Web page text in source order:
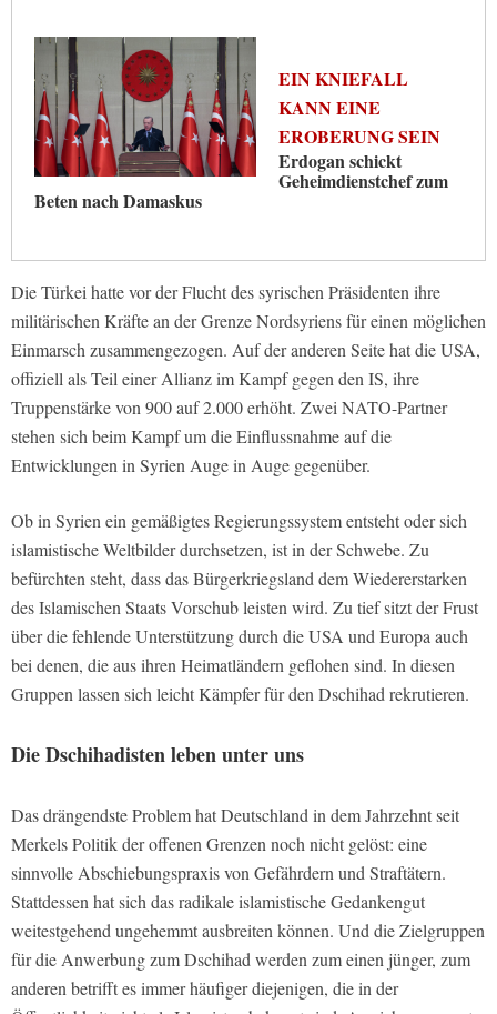
EIN KNIEFALL
KANN EINE
EROBERUNG SEIN
Erdogan schickt
Geheimdienstchef zum
Beten nach Damaskus
Die Türkei hatte vor der Flucht des syrischen Präsidenten ihre
militärischen Kräfte an der Grenze Nordsyriens für einen möglichen
Einmarsch zusammengezogen. Auf der anderen Seite hat die USA,
offiziell als Teil einer Allianz im Kampf gegen den IS, ihre
Truppenstärke von 900 auf 2.000 erhöht. Zwei NATO-Partner
stehen sich beim Kampf um die Einflussnahme auf die
Entwicklungen in Syrien Auge in Auge gegenüber.
Ob in Syrien ein gemäßigtes Regierungssystem entsteht oder sich
islamistische Weltbilder durchsetzen, ist in der Schwebe. Zu
befürchten steht, dass das Bürgerkriegsland dem Wiedererstarken
des Islamischen Staats Vorschub leisten wird. Zu tief sitzt der Frust
über die fehlende Unterstützung durch die USA und Europa auch
bei denen, die aus ihren Heimatländern geflohen sind. In diesen
Gruppen lassen sich leicht Kämpfer für den Dschihad rekrutieren.
Die Dschihadisten leben unter uns
Das drängendste Problem hat Deutschland in dem Jahrzehnt seit
Merkels Politik der offenen Grenzen noch nicht gelöst: eine
sinnvolle Abschiebungspraxis von Gefährdern und Straftätern.
Stattdessen hat sich das radikale islamistische Gedankengut
weitestgehend ungehemmt ausbreiten können. Und die Zielgruppen
für die Anwerbung zum Dschihad werden zum einen jünger, zum
anderen betrifft es immer häufiger diejenigen, die in der